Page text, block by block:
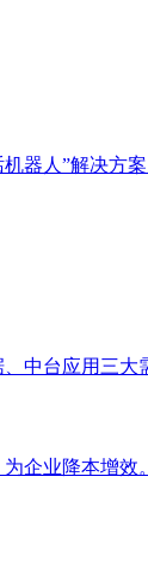
器人”解决方案
中台应用三大
企业降本增效。